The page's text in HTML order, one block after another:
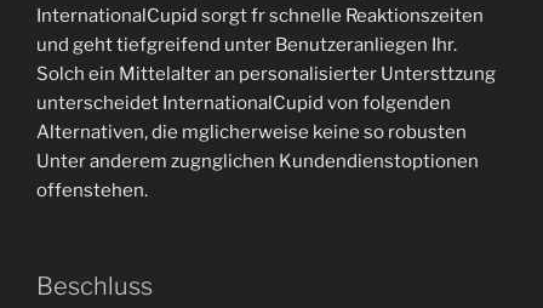
InternationalCupid sorgt fr schnelle Reaktionszeiten
und geht tiefgreifend unter Benutzeranliegen Ihr.
Solch ein Mittelalter an personalisierter Untersttzung
unterscheidet InternationalCupid von folgenden
Alternativen, die mglicherweise keine so robusten
Unter anderem zugnglichen Kundendienstoptionen
offenstehen.
Beschluss